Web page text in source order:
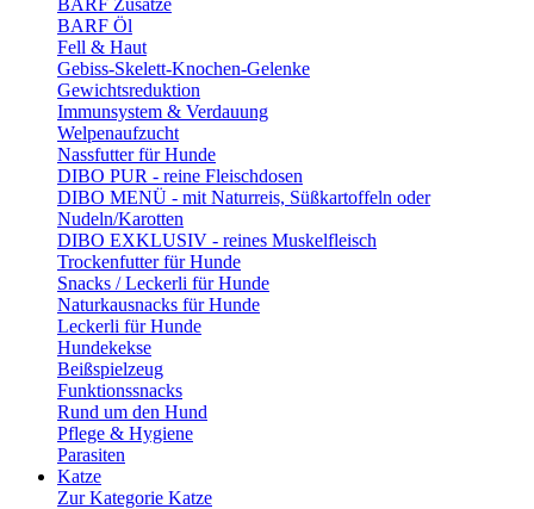
BARF Zusätze
BARF Öl
Fell & Haut
Gebiss-Skelett-Knochen-Gelenke
Gewichtsreduktion
Immunsystem & Verdauung
Welpenaufzucht
Nassfutter für Hunde
DIBO PUR - reine Fleischdosen
DIBO MENÜ - mit Naturreis, Süßkartoffeln oder
Nudeln/Karotten
DIBO EXKLUSIV - reines Muskelfleisch
Trockenfutter für Hunde
Snacks / Leckerli für Hunde
Naturkausnacks für Hunde
Leckerli für Hunde
Hundekekse
Beißspielzeug
Funktionssnacks
Rund um den Hund
Pflege & Hygiene
Parasiten
Katze
Zur Kategorie Katze